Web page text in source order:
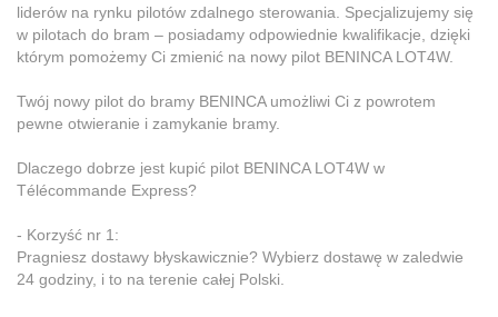
liderów na rynku pilotów zdalnego sterowania. Specjalizujemy się
w pilotach do bram – posiadamy odpowiednie kwalifikacje, dzięki
którym pomożemy Ci zmienić na nowy pilot BENINCA LOT4W.
Twój nowy pilot do bramy BENINCA umożliwi Ci z powrotem
pewne otwieranie i zamykanie bramy.
Dlaczego dobrze jest kupić pilot BENINCA LOT4W w
Télécommande Express?
- Korzyść nr 1:
Pragniesz dostawy błyskawicznie? Wybierz dostawę w zaledwie
24 godziny, i to na terenie całej Polski.